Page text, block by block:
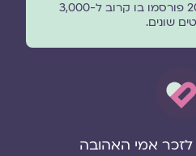
עם הכניסה לשנת 2025 פורסמו בו קרוב ל-3,000
שונים.
אמי האהובה